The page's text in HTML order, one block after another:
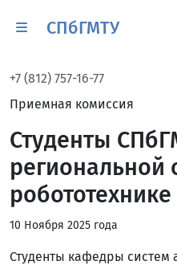
СПбГМТУ
+7 (812) 757-16-77
Приемная комиссия
Студенты
робототехнике
10 Ноября 2025 года
Студенты кафедры систем